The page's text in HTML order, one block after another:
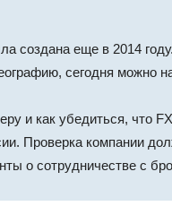
создана еще в 2014
сегодня можно
и как убедиться, что
Проверка компании
о сотрудничестве с